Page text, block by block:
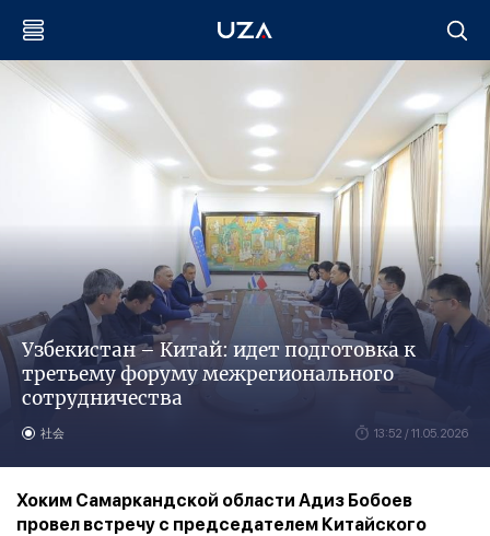
Узбекистан – Китай: идет подготовка к
третьему форуму межрегионального
сотрудничества
社会 13:52 / 11.05.2026
Хоким Самаркандской области Адиз Бобоев
провел встречу с председателем Китайского